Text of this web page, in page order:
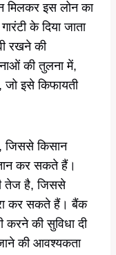
मिलकर इस लोन का
के दिया जाता
रखने की
की तुलना में,
जो इसे किफायती
जिससे किसान
कर सकते हैं।
तेज है, जिससे
कर सकते हैं। बैंक
करने की सुविधा दी
की आवश्यकता